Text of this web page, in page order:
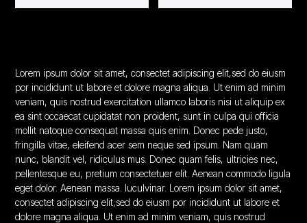
Lorem ipsum dolor sit amet, consectet adipiscing elit,sed do eiusm
por incididunt ut labore et dolore magna aliqua. Ut enim ad minim
veniam, quis nostrud exercitation ullamco laboris nisi ut aliquip ex
ea sint occaecat cupidatat non proident, sunt in culpa qui officia
mollit natoque consequat massa quis enim. Donec pede justo,
fringilla vitae, eleifend acer sem neque sed ipsum. Nam quam
nunc, blandit vel, ridiculus mus. Donec quam felis, ultricies nec,
pellentesque eu, pretium consectetuer elit. Aenean commodo ligula
eget dolor. Aenean massa. luculvinar. Lorem ipsum dolor sit amet,
consectet adipiscing elit,sed do eiusm por incididunt ut labore et
dolore magna aliqua. Ut enim ad minim veniam, quis nostrud